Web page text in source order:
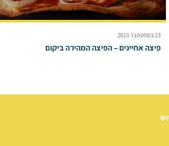
23 בספטמבר 2013
פיצה אחיינים – הפיצה המהירה ביקום